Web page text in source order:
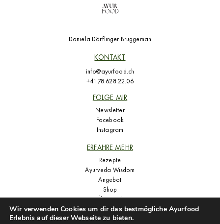
Daniela Dörflinger Bruggeman
KONTAKT
info@ayurfood.ch
+41.78.628.22.06
FOLGE MIR
Newsletter
Facebook
Instagram
ERFAHRE MEHR
Rezepte
Ayurveda Wisdom
Angebot
Shop
Über mich
Presse
Wir verwenden Cookies um dir das bestmögliche Ayurfood
Erlebnis auf dieser Webseite zu bieten.